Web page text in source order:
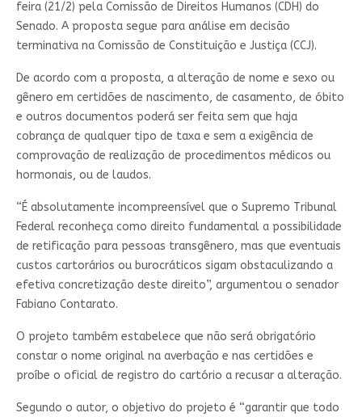
feira (21/2) pela Comissão de Direitos Humanos (CDH) do
Senado. A proposta segue para análise em decisão
terminativa na Comissão de Constituição e Justiça (CCJ).
De acordo com a proposta, a alteração de nome e sexo ou
gênero em certidões de nascimento, de casamento, de óbito
e outros documentos poderá ser feita sem que haja
cobrança de qualquer tipo de taxa e sem a exigência de
comprovação de realização de procedimentos médicos ou
hormonais, ou de laudos.
“É absolutamente incompreensível que o Supremo Tribunal
Federal reconheça como direito fundamental a possibilidade
de retificação para pessoas transgênero, mas que eventuais
custos cartorários ou burocráticos sigam obstaculizando a
efetiva concretização deste direito”, argumentou o senador
Fabiano Contarato.
O projeto também estabelece que não será obrigatório
constar o nome original na averbação e nas certidões e
proíbe o oficial de registro do cartório a recusar a alteração.
Segundo o autor, o objetivo do projeto é “garantir que todo